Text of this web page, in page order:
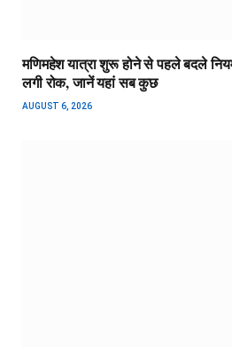
मणिमहेश यात्रा शुरू होने से पहले बदले
लगी रोक, जानें यहां सब कुछ
AUGUST 6, 2026